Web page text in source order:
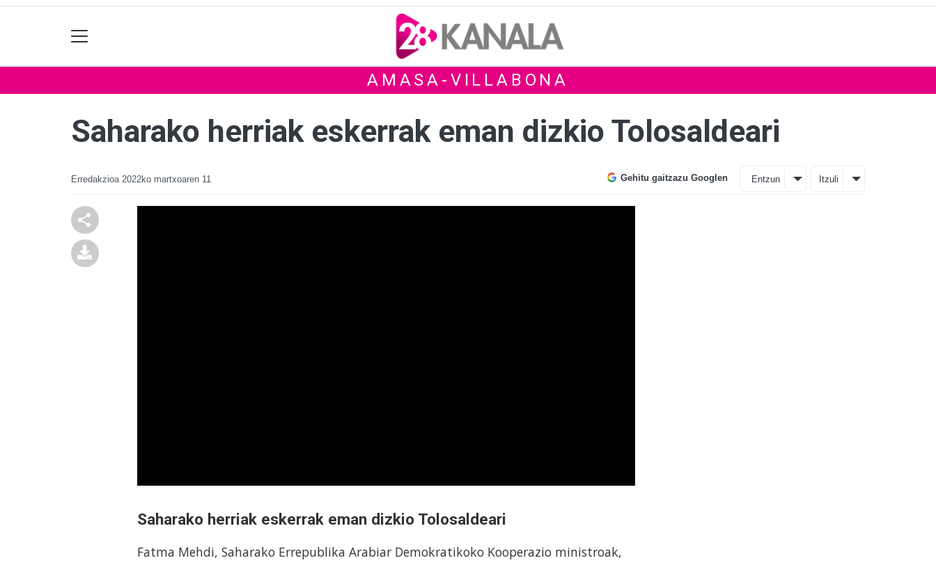
AMASA-VILLABONA
Saharako herriak eskerrak eman dizkio Tolosaldeari
Erredakzioa 2022ko martxoaren 11 Gehitu gaitzazu Googlen Entzun Itzuli
Saharako herriak eskerrak eman dizkio Tolosaldeari
Fatma Mehdi, Saharako Errepublika Arabiar Demokratikoko Kooperazio ministroak,